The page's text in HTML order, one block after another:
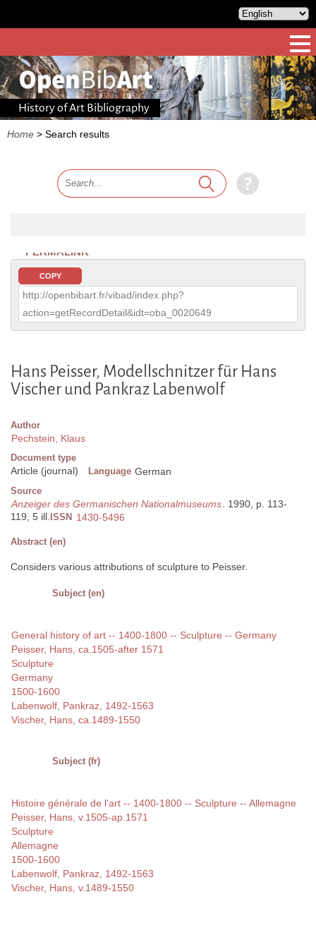
History of Art Bibliography
Home > Search results
PERMALINK
COPY
http://openbibart.fr/vibad/index.php?
action=getRecordDetail&idt=oba_0020649
Hans Peisser, Modellschnitzer für Hans
Vischer und Pankraz Labenwolf
Author
Pechstein, Klaus
Document type
Article (journal) Language German
Source
Anzeiger des Germanischen Nationalmuseums. 1990, p. 113-
119, 5 ill. ISSN 1430-5496
Abstract (en)
Considers various attributions of sculpture to Peisser.
Subject (en)
General history of art -- 1400-1800 -- Sculpture -- Germany
Peisser, Hans, ca.1505-after 1571
Sculpture
Germany
1500-1600
Labenwolf, Pankraz, 1492-1563
Vischer, Hans, ca.1489-1550
Subject (fr)
Histoire générale de l'art -- 1400-1800 -- Sculpture -- Allemagne
Peisser, Hans, v.1505-ap.1571
Sculpture
Allemagne
1500-1600
Labenwolf, Pankraz, 1492-1563
Vischer, Hans, v.1489-1550